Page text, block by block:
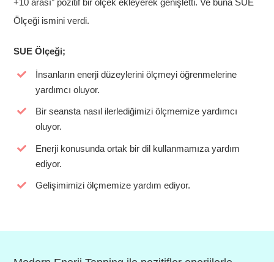
Ölçeği ismini verdi.
SUE Ölçeği;
İnsanların enerji düzeylerini ölçmeyi öğrenmelerine
yardımcı oluyor.
Bir seansta nasıl ilerlediğimizi ölçmemize yardımcı
oluyor.
Enerji konusunda ortak bir dil kullanmamıza yardım
ediyor.
Gelişimimizi ölçmemize yardım ediyor.